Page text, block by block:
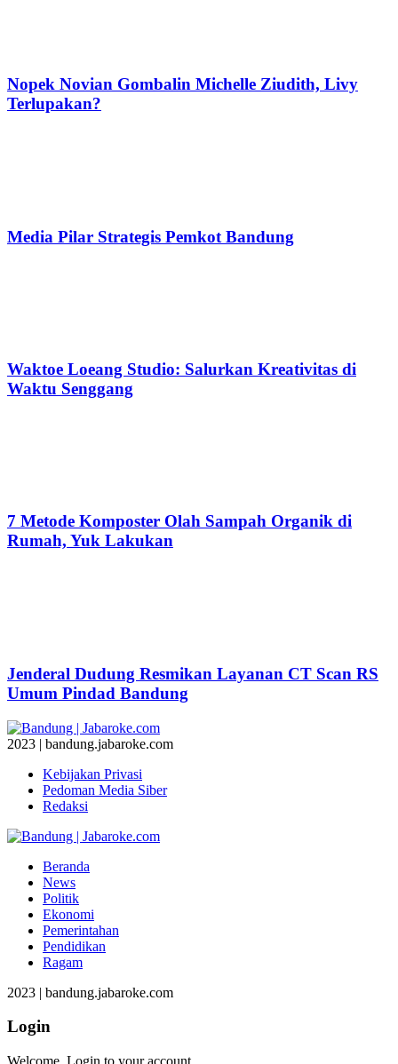
Nopek Novian Gombalin Michelle Ziudith, Livy
Terlupakan?
Media Pilar Strategis Pemkot Bandung
Waktoe Loeang Studio: Salurkan Kreativitas di
Waktu Senggang
7 Metode Komposter Olah Sampah Organik di
Rumah, Yuk Lakukan
Jenderal Dudung Resmikan Layanan CT Scan RS
Umum Pindad Bandung
2023 | bandung.jabaroke.com
Kebijakan Privasi
Pedoman Media Siber
Redaksi
Beranda
News
Politik
Ekonomi
Pemerintahan
Pendidikan
Ragam
2023 | bandung.jabaroke.com
Login
Welcome, Login to your account.